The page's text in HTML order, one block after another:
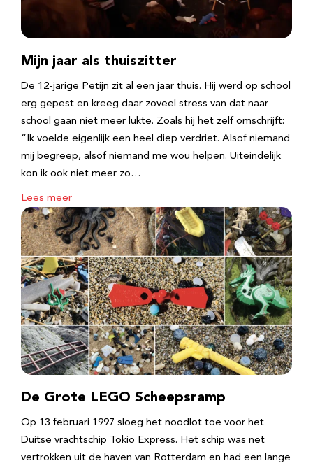
Mijn jaar als thuiszitter
De 12-jarige Petijn zit al een jaar thuis. Hij werd op school
erg gepest en kreeg daar zoveel stress van dat naar
school gaan niet meer lukte. Zoals hij het zelf omschrijft:
“Ik voelde eigenlijk een heel diep verdriet. Alsof niemand
mij begreep, alsof niemand me wou helpen. Uiteindelijk
kon ik ook niet meer zo…
Lees meer
De Grote LEGO Scheepsramp
Op 13 februari 1997 sloeg het noodlot toe voor het
Duitse vrachtschip Tokio Express. Het schip was net
vertrokken uit de haven van Rotterdam en had een lange